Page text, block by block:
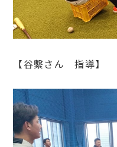
【谷繫さん 指導】